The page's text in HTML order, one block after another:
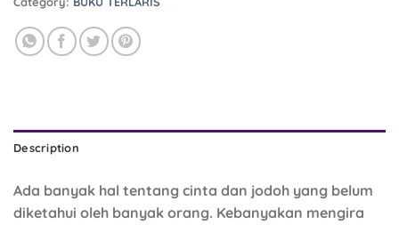
Description
Ada banyak hal tentang cinta dan jodoh yang belum
diketahui oleh banyak orang. Kebanyakan mengira